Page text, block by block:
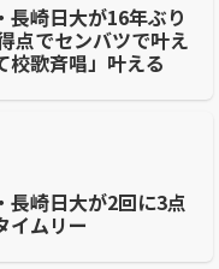
長崎日大が16年ぶり
点でセンバツで叶え
校歌斉唱」叶える
長崎日大が2回に3点
イムリー